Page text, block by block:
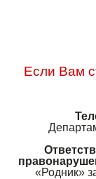
Если Вам
«Родник»